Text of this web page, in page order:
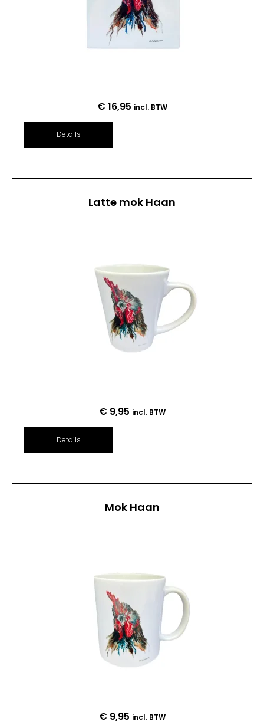
€ 16,95 incl. BTW
Details
Latte mok Haan
€ 9,95 incl. BTW
Details
Mok Haan
€ 9,95 incl. BTW